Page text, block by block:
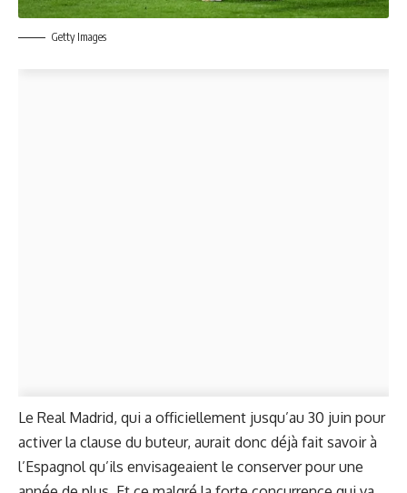
Getty Images
Le Real Madrid, qui a officiellement jusqu’au 30 juin pour
activer la clause du buteur, aurait donc déjà fait savoir à
l’Espagnol qu’ils envisageaient le conserver pour une